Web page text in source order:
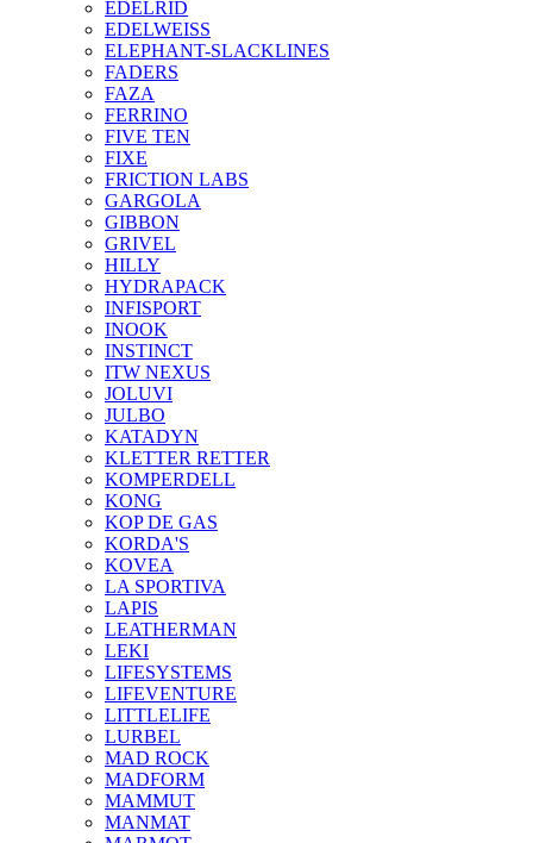
EDELRID
EDELWEISS
ELEPHANT-SLACKLINES
FADERS
FAZA
FERRINO
FIVE TEN
FIXE
FRICTION LABS
GARGOLA
GIBBON
GRIVEL
HILLY
HYDRAPACK
INFISPORT
INOOK
INSTINCT
ITW NEXUS
JOLUVI
JULBO
KATADYN
KLETTER RETTER
KOMPERDELL
KONG
KOP DE GAS
KORDA'S
KOVEA
LA SPORTIVA
LAPIS
LEATHERMAN
LEKI
LIFESYSTEMS
LIFEVENTURE
LITTLELIFE
LURBEL
MAD ROCK
MADFORM
MAMMUT
MANMAT